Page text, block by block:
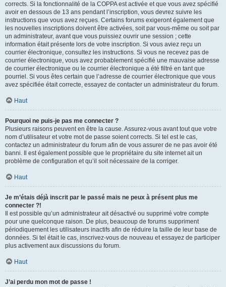
corrects. Si la fonctionnalité de la COPPA est activée et que vous avez spécifié
avoir en dessous de 13 ans pendant l’inscription, vous devrez suivre les
instructions que vous avez reçues. Certains forums exigeront également que
les nouvelles inscriptions doivent être activées, soit par vous-même ou soit par
un administrateur, avant que vous puissiez ouvrir une session ; cette
information était présente lors de votre inscription. Si vous aviez reçu un
courrier électronique, consultez les instructions. Si vous ne recevez pas de
courrier électronique, vous avez probablement spécifié une mauvaise adresse
de courrier électronique ou le courrier électronique a été filtré en tant que
pourriel. Si vous êtes certain que l’adresse de courrier électronique que vous
avez spécifiée était correcte, essayez de contacter un administrateur du forum.
Haut
Pourquoi ne puis-je pas me connecter ?
Plusieurs raisons peuvent en être la cause. Assurez-vous avant tout que votre
nom d’utilisateur et votre mot de passe soient corrects. Si tel est le cas,
contactez un administrateur du forum afin de vous assurer de ne pas avoir été
banni. Il est également possible que le propriétaire du site internet ait un
problème de configuration et qu’il soit nécessaire de la corriger.
Haut
Je m’étais déjà inscrit par le passé mais ne peux à présent plus me
connecter ?!
Il est possible qu’un administrateur ait désactivé ou supprimé votre compte
pour une quelconque raison. De plus, beaucoup de forums suppriment
périodiquement les utilisateurs inactifs afin de réduire la taille de leur base de
données. Si tel était le cas, inscrivez-vous de nouveau et essayez de participer
plus activement aux discussions du forum.
Haut
J’ai perdu mon mot de passe !